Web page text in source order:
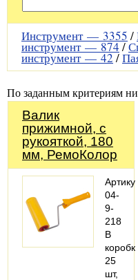
Инструмент — 3355 /
инструмент —874/
инструмент —42/
По заданным критериям
Валик
прижимной, с
рукояткой, 180
мм, РемоКолор
04-
9-
218
В
коробке:
25
шт,